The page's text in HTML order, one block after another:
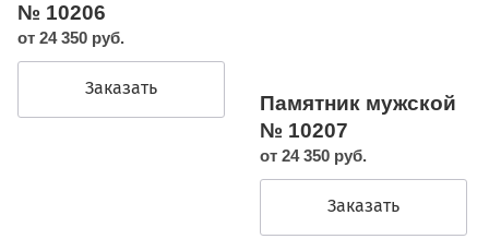
№ 10206
от 24 350 руб.
Заказать
Памятник мужской
№ 10207
от 24 350 руб.
Заказать